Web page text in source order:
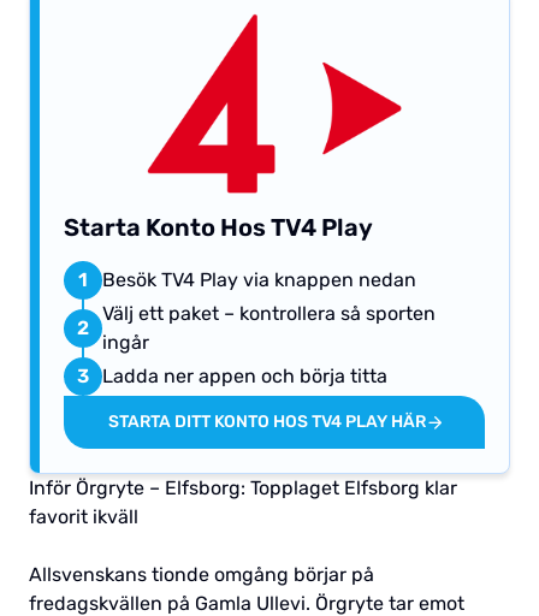
Starta Konto Hos TV4 Play
1 Besök TV4 Play via knappen nedan
2
Välj ett paket – kontrollera så sporten
ingår
3
Ladda ner appen och börja titta
STARTA DITT KONTO HOS TV4 PLAY HÄR
Inför Örgryte – Elfsborg: Topplaget Elfsborg klar
favorit ikväll
Allsvenskans tionde omgång börjar på
fredagskvällen på Gamla Ullevi. Örgryte tar emot